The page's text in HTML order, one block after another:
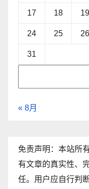
17 18 19
24 25 26
31
« 8月
免责声明：本站所
有文章的真实性、
任。用户应自行判